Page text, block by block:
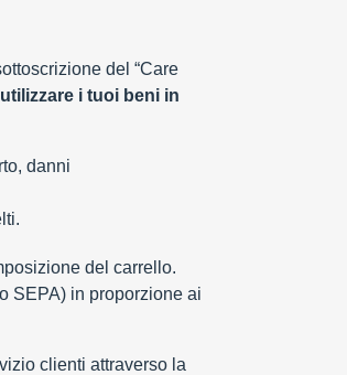
del “Care
i tuoi beni in
danni
del carrello.
SEPA) in proporzione ai
clienti attraverso la